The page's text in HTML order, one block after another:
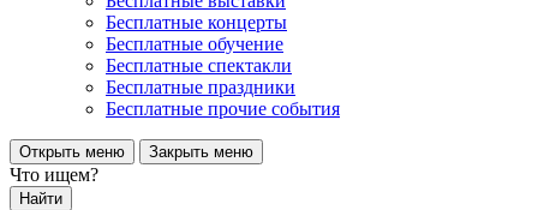
Бесплатные концерты
Бесплатные обучение
Бесплатные спектакли
Бесплатные праздники
Бесплатные прочие события
Открыть меню Закрыть меню
Что ищем?
Найти